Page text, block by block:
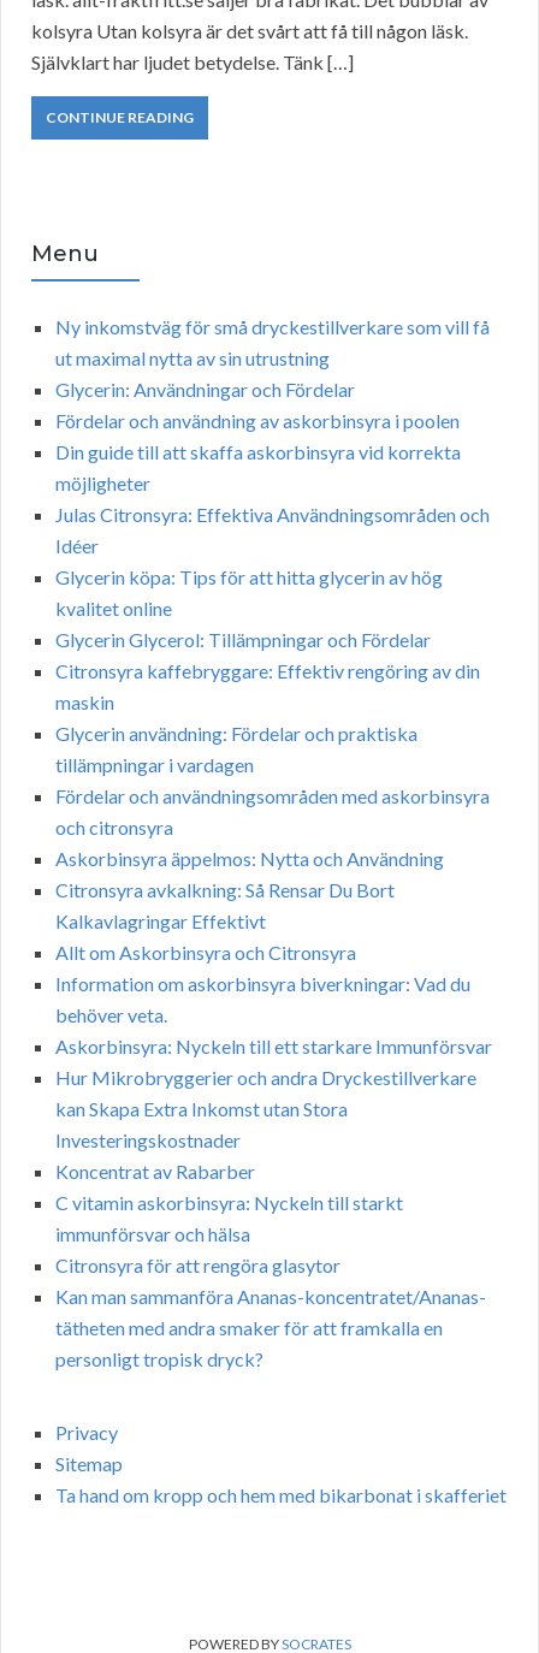
kolsyra Utan kolsyra är det svårt att få till någon läsk.
Självklart har ljudet betydelse. Tänk […]
CONTINUE READING
Menu
Ny inkomstväg för små dryckestillverkare som vill få
ut maximal nytta av sin utrustning
Glycerin: Användningar och Fördelar
Fördelar och användning av askorbinsyra i poolen
Din guide till att skaffa askorbinsyra vid korrekta
möjligheter
Julas Citronsyra: Effektiva Användningsområden och
Idéer
Glycerin köpa: Tips för att hitta glycerin av hög
kvalitet online
Glycerin Glycerol: Tillämpningar och Fördelar
Citronsyra kaffebryggare: Effektiv rengöring av din
maskin
Glycerin användning: Fördelar och praktiska
tillämpningar i vardagen
Fördelar och användningsområden med askorbinsyra
och citronsyra
Askorbinsyra äppelmos: Nytta och Användning
Citronsyra avkalkning: Så Rensar Du Bort
Kalkavlagringar Effektivt
Allt om Askorbinsyra och Citronsyra
Information om askorbinsyra biverkningar: Vad du
behöver veta.
Askorbinsyra: Nyckeln till ett starkare Immunförsvar
Hur Mikrobryggerier och andra Dryckestillverkare
kan Skapa Extra Inkomst utan Stora
Investeringskostnader
Koncentrat av Rabarber
C vitamin askorbinsyra: Nyckeln till starkt
immunförsvar och hälsa
Citronsyra för att rengöra glasytor
Kan man sammanföra Ananas-koncentratet/Ananas-
tätheten med andra smaker för att framkalla en
personligt tropisk dryck?
Privacy
Sitemap
Ta hand om kropp och hem med bikarbonat i skafferiet
POWERED BYSOCRATES